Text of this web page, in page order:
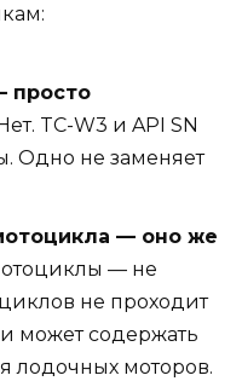
просто
TC-W3 и API SN
Одно не заменяет
— оно же
— не
не проходит
может содержать
лодочных моторов.